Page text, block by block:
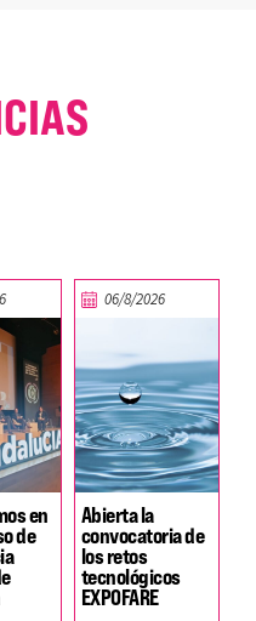
en
de
06/8/2026
Abierta la
convocatoria de
los retos
tecnológicos
EXPOFARE